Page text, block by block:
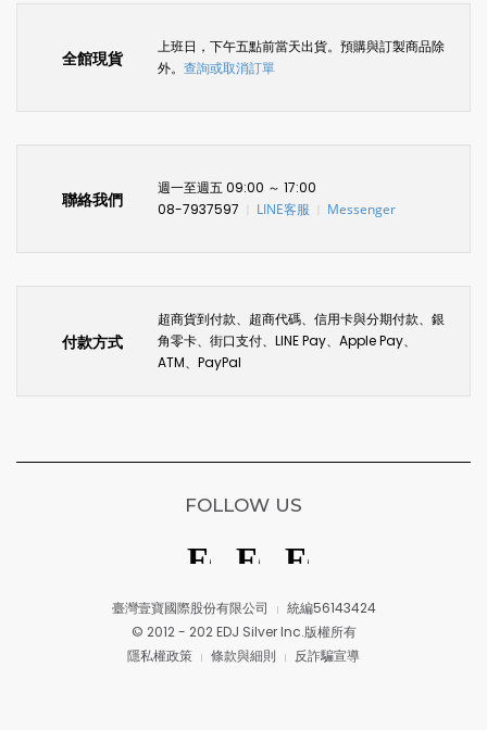
全館現貨
上班日，下午五點前當天出貨。預購與訂製商品除
外。 查詢或取消訂單
聯絡我們
週一至週五 09:00 ～ 17:00
08-7937597
LINE客服 Messenger
付款方式
超商貨到付款、超商代碼、信用卡與分期付款、銀
角零卡、街口支付、LINE Pay、Apple Pay、
ATM、PayPal
臺灣壹寶國際股份有限公司
統編56143424
© 2012 - 202 EDJ Silver Inc.版權所有
隱私權政策
條款與細則 反詐騙宣導
FOLLOW US